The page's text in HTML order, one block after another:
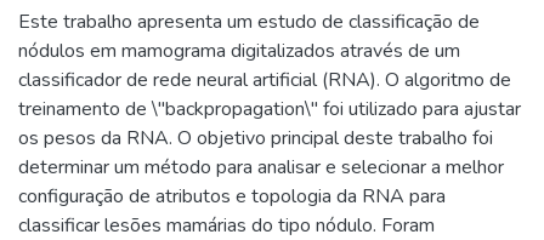
Este trabalho apresenta um estudo de classificação de
nódulos em mamograma digitalizados através de um
classificador de rede neural artificial (RNA). O algoritmo de
treinamento de \"backpropagation\" foi utilizado para ajustar
os pesos da RNA. O objetivo principal deste trabalho foi
determinar um método para analisar e selecionar a melhor
configuração de atributos e topologia da RNA para
classificar lesões mamárias do tipo nódulo. Foram